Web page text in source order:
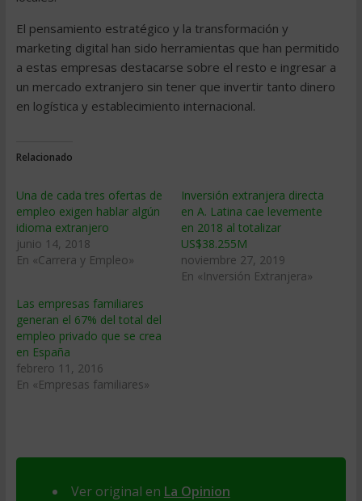
El pensamiento estratégico y la transformación y
marketing digital han sido herramientas que han permitido
a estas empresas destacarse sobre el resto e ingresar a
un mercado extranjero sin tener que invertir tanto dinero
en logística y establecimiento internacional.
Relacionado
Una de cada tres ofertas de
empleo exigen hablar algún
idioma extranjero
junio 14, 2018
En «Carrera y Empleo»
Inversión extranjera directa
en A. Latina cae levemente
en 2018 al totalizar
US$38.255M
noviembre 27, 2019
En «Inversión Extranjera»
Las empresas familiares
generan el 67% del total del
empleo privado que se crea
en España
febrero 11, 2016
En «Empresas familiares»
Ver original en La Opinion